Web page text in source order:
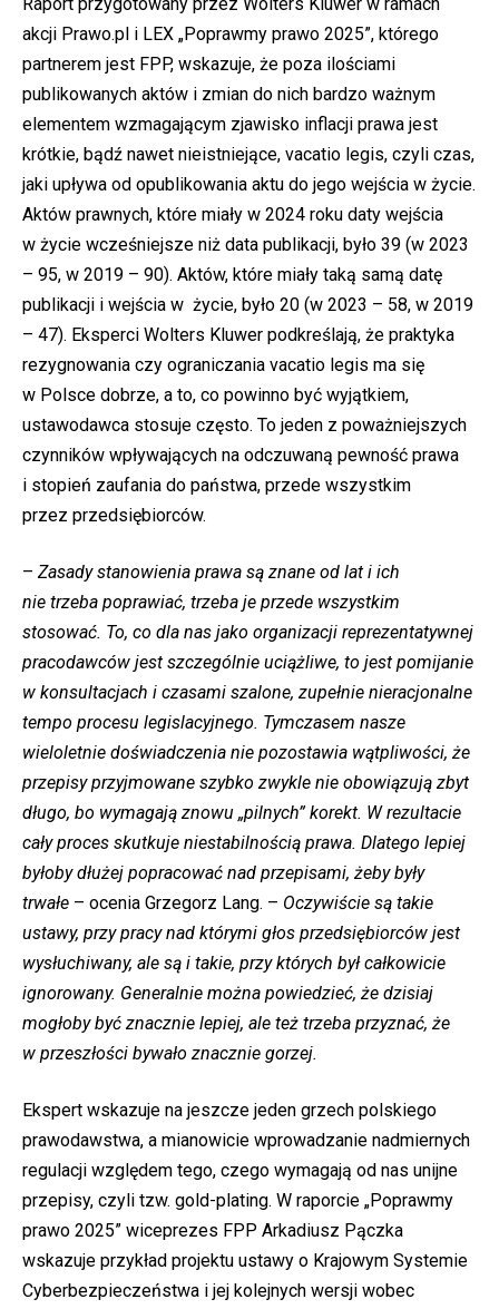
akcji Prawo.pl i LEX „Poprawmy prawo 2025”, którego
partnerem jest FPP, wskazuje, że poza ilościami
publikowanych aktów i zmian do nich bardzo ważnym
elementem wzmagającym zjawisko inflacji prawa jest
krótkie, bądź nawet nieistniejące, vacatio legis, czyli czas,
jaki upływa od opublikowania aktu do jego wejścia w życie.
Aktów prawnych, które miały w 2024 roku daty wejścia
w życie wcześniejsze niż data publikacji, było 39 (w 2023
– 95, w 2019 – 90). Aktów, które miały taką samą datę
publikacji i wejścia w życie, było 20 (w 2023 – 58, w 2019
– 47). Eksperci Wolters Kluwer podkreślają, że praktyka
rezygnowania czy ograniczania vacatio legis ma się
w Polsce dobrze, a to, co powinno być wyjątkiem,
ustawodawca stosuje często. To jeden z poważniejszych
czynników wpływających na odczuwaną pewność prawa
i stopień zaufania do państwa, przede wszystkim
przez przedsiębiorców.
– Zasady stanowienia prawa są znane od lat i ich
nie trzeba poprawiać, trzeba je przede wszystkim
stosować. To, co dla nas jako organizacji reprezentatywnej
pracodawców jest szczególnie uciążliwe, to jest pomijanie
w konsultacjach i czasami szalone, zupełnie nieracjonalne
tempo procesu legislacyjnego. Tymczasem nasze
wieloletnie doświadczenia nie pozostawia wątpliwości, że
przepisy przyjmowane szybko zwykle nie obowiązują zbyt
długo, bo wymagają znowu „pilnych”korekt. W rezultacie
cały proces skutkuje niestabilnością prawa. Dlatego lepiej
byłoby dłużej popracować nad przepisami, żeby były
trwałe – ocenia Grzegorz Lang. – Oczywiście są takie
ustawy, przy pracy nad którymi głos przedsiębiorców jest
wysłuchiwany, ale są i takie, przy których był całkowicie
ignorowany. Generalnie można powiedzieć, że dzisiaj
mogłoby być znacznie lepiej, ale też trzeba przyznać, że
w przeszłości bywało znacznie gorzej.
Ekspert wskazuje na jeszcze jeden grzech polskiego
prawodawstwa, a mianowicie wprowadzanie nadmiernych
regulacji względem tego, czego wymagają od nas unijne
przepisy, czyli tzw. gold-plating. W raporcie „Poprawmy
prawo 2025” wiceprezes FPP Arkadiusz Pączka
wskazuje przykład projektu ustawy o Krajowym Systemie
Cyberbezpieczeństwa i jej kolejnych wersji wobec